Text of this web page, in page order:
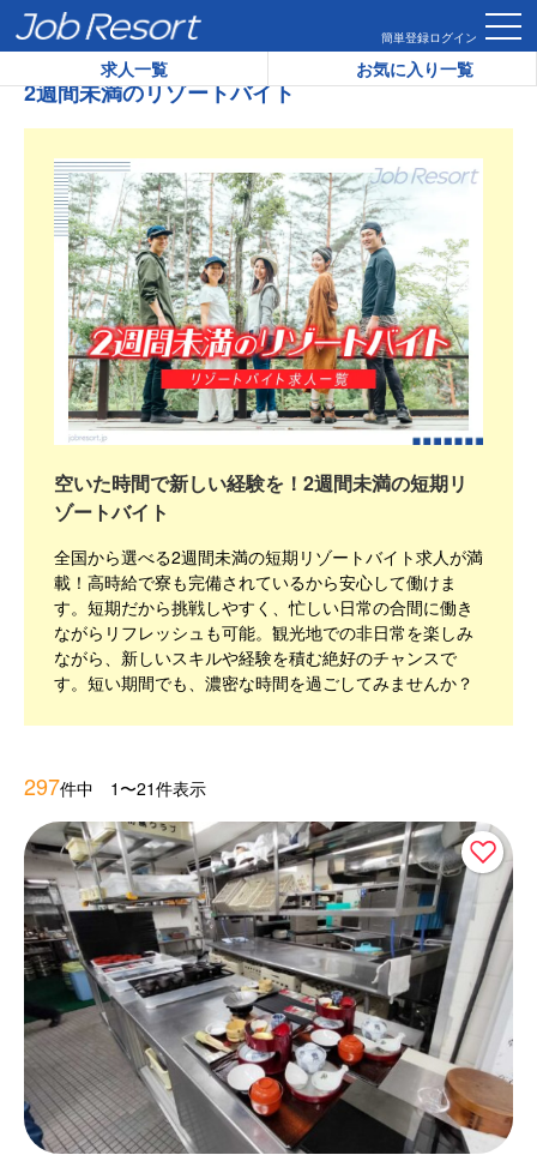
簡単登録ログイン
求人一覧 お気に入り一覧
HOME 2週間未満のリゾートバイト
2週間未満のリゾートバイト
空いた時間で新しい経験を！2週間未満の短期リ
ゾートバイト
全国から選べる2週間未満の短期リゾートバイト求人が満
載！高時給で寮も完備されているから安心して働けま
す。短期だから挑戦しやすく、忙しい日常の合間に働き
ながらリフレッシュも可能。観光地での非日常を楽しみ
ながら、新しいスキルや経験を積む絶好のチャンスで
す。短い期間でも、濃密な時間を過ごしてみませんか？
297件中 1〜21件表示